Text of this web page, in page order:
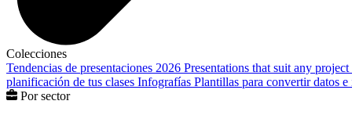
Colecciones
Tendencias de presentaciones 2026 Presentations that suit any project
planificación de tus clases Infografías Plantillas para convertir datos
Por sector